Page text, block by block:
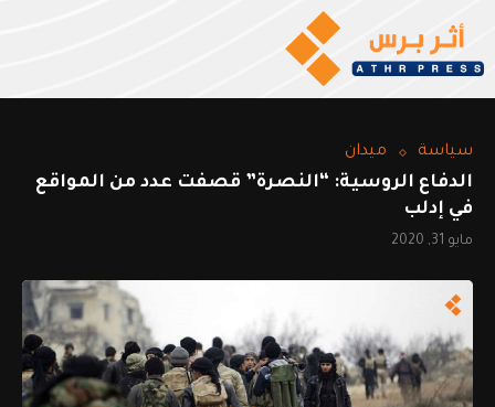
سياسة ميدان
الدفاع الروسية: “النصرة” قصفت عدد من المواقع
في إدلب
مايو 31, 2020